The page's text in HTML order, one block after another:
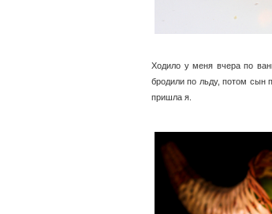
Ходило у меня вчера по
бродили по льду, потом
пришла я.